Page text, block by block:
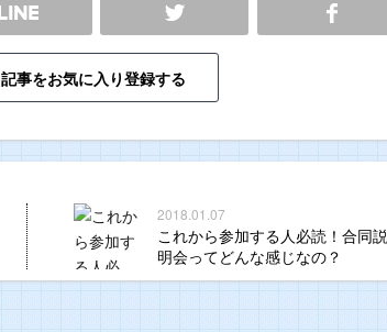
SHARE
記事をお気に入り登録する
2018.01.07
これから参加する人必読！合同説
明会ってどんな感じなの？